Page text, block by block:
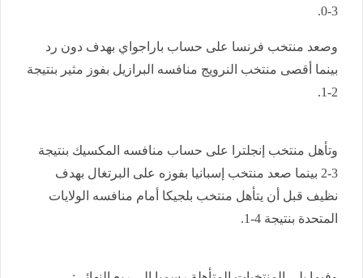
3-0.
وصعد منتخب فرنسا على حساب باراجواي بهدف دون رد
بينما أقصى منتخب النرويج منافسه البرازيل بفوز مثير بنتيجة
2-1.
وتأهل منتخب إنجلترا على حساب منافسه المكسيك بنتيجة
3-2 بينما صعد منتخب إسبانيا بفوزه على البرتغال بهدف
نظيف قبل أن يتأهل منتخب بلجيكا أمام منافسه الولايات
المتحدة بنتيجة 4-1.